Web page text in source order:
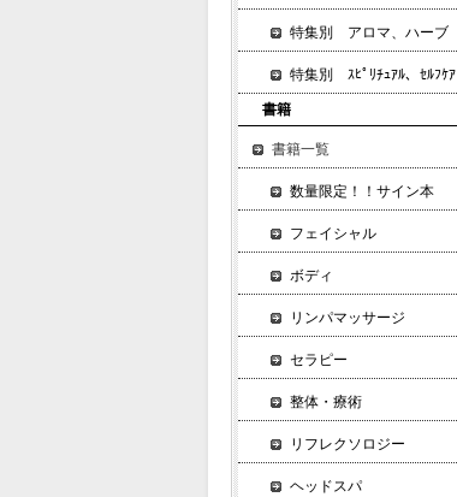
特集別 アロマ、ハーブ
特集別 ｽﾋﾟﾘﾁｭｱﾙ、ｾﾙﾌｹｱ
書籍
書籍一覧
数量限定！！サイン本
フェイシャル
ボディ
リンパマッサージ
セラピー
整体・療術
リフレクソロジー
ヘッドスパ